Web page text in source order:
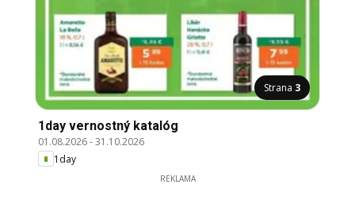
Strana 3
1day vernostný katalóg
01.08.2026-31.10.2026
1day
REKLAMA